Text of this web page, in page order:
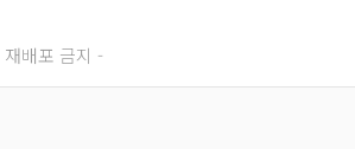
배포 금지 -